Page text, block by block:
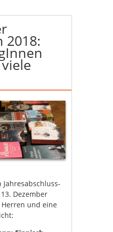
2018:
Dezember
und eine